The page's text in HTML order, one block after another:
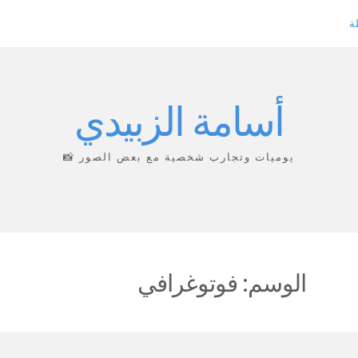
أسامة الزبيدي
يوميات وتجارب شخصية مع بعض الصور 📸
الوسم: فوتوغرافي